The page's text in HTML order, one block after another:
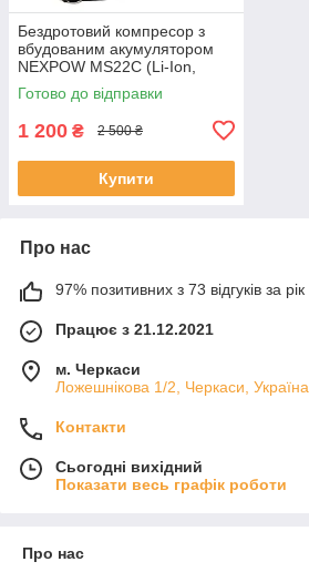
Бездротовий компресор з
вбудованим акумулятором
NEXPOW MS22C (Li-Ion,
6000 mAh, 60W)
Готово до відправки
1 200 ₴ 2 500 ₴
Купити
Про нас
97% позитивних з 73 відгуків за рік
Працює з 21.12.2021
м. Черкаси
Ложешнікова 1/2, Черкаси, Україна
Контакти
Сьогодні вихідний
Показати весь графік роботи
Про нас